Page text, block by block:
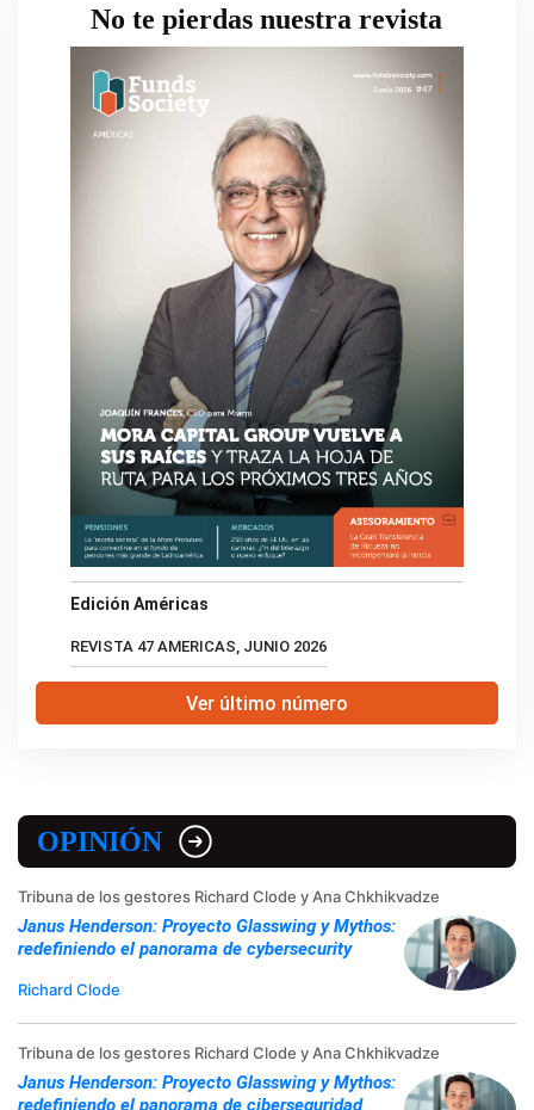
No te pierdas nuestra revista
Edición Américas
REVISTA 47 AMERICAS, JUNIO 2026
Ver último número
OPINIÓN
Tribuna de los gestores Richard Clode y Ana Chkhikvadze
Janus Henderson: Proyecto Glasswing y Mythos:
redefiniendo el panorama de cybersecurity
Richard Clode
Tribuna de los gestores Richard Clode y Ana Chkhikvadze
Janus Henderson: Proyecto Glasswing y Mythos: